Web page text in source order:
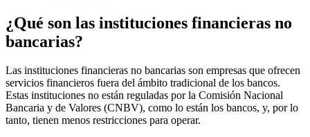
¿Qué son las instituciones financieras no
bancarias?
Las instituciones financieras no bancarias son empresas que ofrecen
servicios financieros fuera del ámbito tradicional de los bancos.
Estas instituciones no están reguladas por la Comisión Nacional
Bancaria y de Valores (CNBV), como lo están los bancos, y, por lo
tanto, tienen menos restricciones para operar.